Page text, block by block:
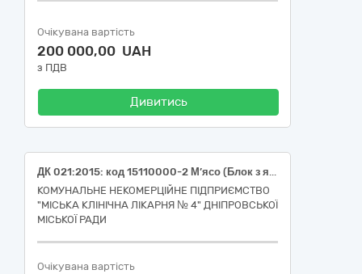
Очікувана вартість
200 000,00 UAH
з ПДВ
Дивитись
ДК 021:2015: код 15110000-2 М’ясо (Блок з яловичини знежилованої, заморожений, сорт перший; окіст свинний, без кістки, заморожений; лопатка свинна без кістки, заморожена; блок із свинини знежилованої заморожений)
КОМУНАЛЬНЕ НЕКОМЕРЦІЙНЕ ПІДПРИЄМСТВО
"МІСЬКА КЛІНІЧНА ЛІКАРНЯ № 4" ДНІПРОВСЬКОЇ
МІСЬКОЇ РАДИ
Очікувана вартість